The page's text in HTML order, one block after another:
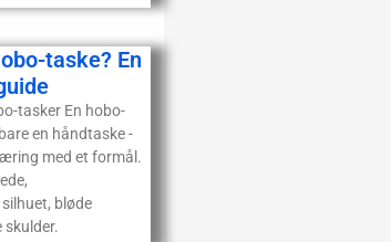
taske? En
tasker En hobo-
en håndtaske -
med et formål.
bløde
skulder.